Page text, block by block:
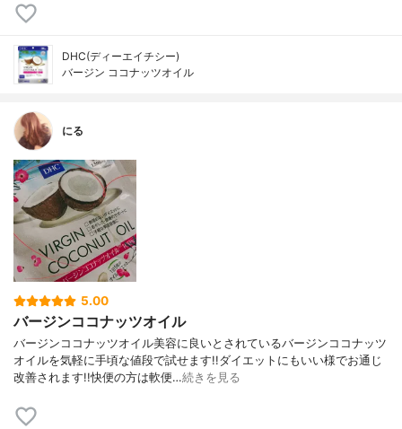
DHC(ディーエイチシー)
バージン ココナッツオイル
にる
5.00
バージンココナッツオイル
バージンココナッツオイル美容に良いとされているバージンココナッツ
オイルを気軽に手頃な値段で試せます!!ダイエットにもいい様でお通じ
改善されます!!快便の方は軟便…続きを見る